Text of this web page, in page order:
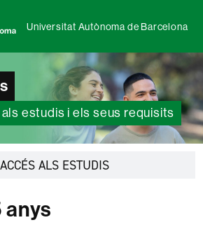
Universitat Autònoma de Barcelona
estudis i els seus requisits
ACCÉS ALS ESTUDIS
anys